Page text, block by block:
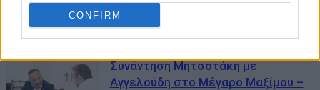
CONFIRMΣτόχος ένα νέο αναπτυξιακό άλμα»
Συνάντηση Μητσοτάκη με
Αγγελούδη στο Μέγαρο Μαξίμου –